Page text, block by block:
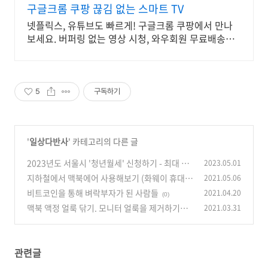
구글크롬 쿠팡 끊김 없는 스마트 TV
넷플릭스, 유튜브도 빠르게! 구글크롬 쿠팡에서 만나
보세요. 버퍼링 없는 영상 시청, 와우회원 무료배송으
5 구독하기
'일상다반사' 카테고리의 다른 글
2023년도 서울시 '청년월세' 신청하기 - 최대 월
20만원 지원 (0)
2023.05.01
지하철에서 맥북에어 사용해보기 (화웨이 휴대폰
으로 인터넷 연결)
(0)
2021.05.06
비트코인을 통해 벼락부자가 된 사람들 (0) 2021.04.20
맥북 액정 얼룩 닦기. 모니터 얼룩을 제거하기가
2021.03.31
관련글